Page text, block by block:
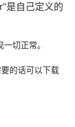
是自己定义的
切正常。
的话可以下载